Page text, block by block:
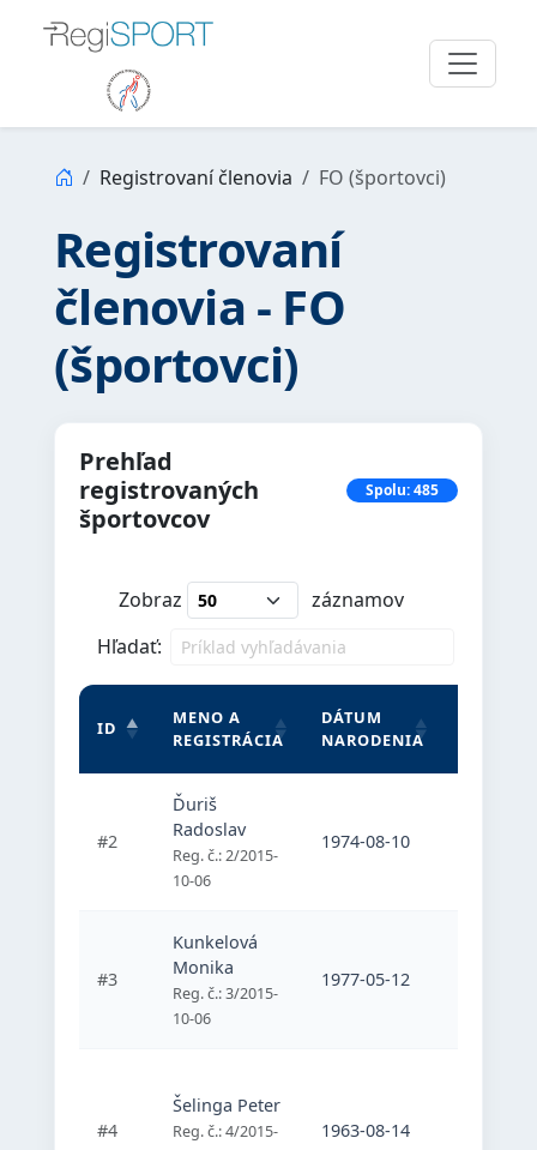
Registrovaní členovia FO (športovci)
Registrovaní
členovia - FO
(športovci)
Prehľad
registrovaných
športovcov
Spolu: 485
Zobraz
záznamov
Hľadať:
ID
MENO A
REGISTRÁCIA
DÁTUM
NARODENIA
#2
Ďuriš
Radoslav
Reg. č.: 2/2015-
10-06
1974-08-10
#3
Kunkelová
Monika
Reg. č.: 3/2015-
10-06
1977-05-12
#4
Šelinga Peter
Reg. č.: 4/2015-
1963-08-14